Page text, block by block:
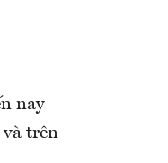
nay
trên